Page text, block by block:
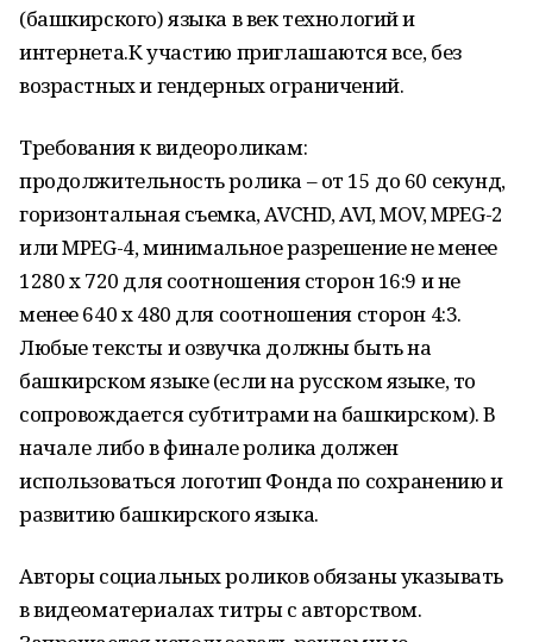
(башкирского) языка в век технологий и
интернета.К участию приглашаются все, без
возрастных и гендерных ограничений.
Требования к видеороликам:
продолжительность ролика – от 15 до 60 секунд,
горизонтальная съемка, AVCHD, AVI, MOV, MPEG-2
или MPEG-4, минимальное разрешение не менее
1280 x 720 для соотношения сторон 16:9 и не
менее 640 x 480 для соотношения сторон 4:3.
Любые тексты и озвучка должны быть на
башкирском языке (если на русском языке, то
сопровождается субтитрами на башкирском). В
начале либо в финале ролика должен
использоваться логотип Фонда по сохранению и
развитию башкирского языка.
Авторы социальных роликов обязаны указывать
в видеоматериалах титры с авторством.